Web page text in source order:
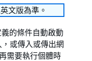
文版為準。
的條件自動啟動
或傳入或傳出網
需要執行個體時